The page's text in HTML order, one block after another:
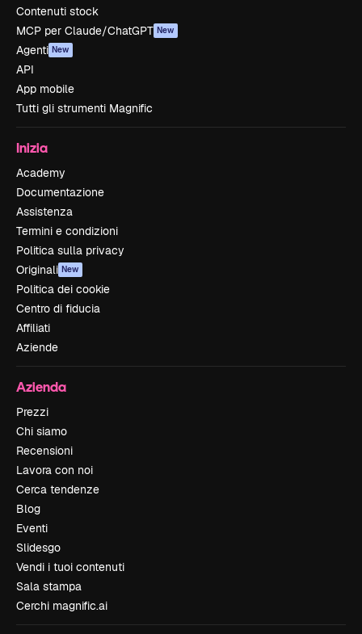
Contenuti stock
MCP per Claude/ChatGPT New
Agenti New
API
App mobile
Tutti gli strumenti Magnific
Inizia
Academy
Documentazione
Assistenza
Termini e condizioni
Politica sulla privacy
Originali New
Politica dei cookie
Centro di fiducia
Affiliati
Aziende
Azienda
Prezzi
Chi siamo
Recensioni
Lavora con noi
Cerca tendenze
Blog
Eventi
Slidesgo
Vendi i tuoi contenuti
Sala stampa
Cerchi magnific.ai